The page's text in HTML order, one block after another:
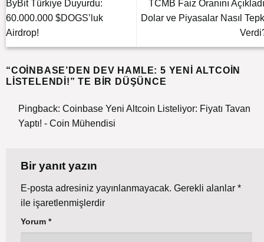
ByBit Türkiye Duyurdu:
60.000.000 $DOGS’luk
Airdrop!
TCMB Faiz Oranını
Dolar ve Piyasalar Nasıl
“COINBASE’DEN DEV HAMLE: 5 YENI ALTCOIN
LISTELENDI!” TE BIR DÜŞÜNCE
Pingback: Coinbase Yeni Altcoin Listeliyor: Fiyatı Tavan
Yaptı! - Coin Mühendisi
Bir yanıt yazın
E-posta adresiniz yayınlanmayacak. Gerekli alanlar *
ile işaretlenmişlerdir
Yorum *